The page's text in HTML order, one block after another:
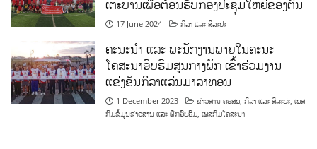
ເຕະບານເພື່ອຕ້ອນຮັບກອງປະຊຸມໃຫຍ່ຂອງຕົນ
17 June 2024 ກິລາ ແລະ ສິລະປະ
ຄະນະນຳ ແລະ ພະນັກງານພາຍໃນຄະນະ
ໂຄສະນາອົບຮົມສູນກາງພັກ ເຂົ້າຮ່ວມງານ
ແຂ່ງຂັນກິລາແລ່ນມາລາທອນ
1 December 2023 ຂ່າວສານ ຄອສພ ,ກິລາ ແລະ ສິລະປະ ,ເພສ
ກົມຂໍ້ມູນຂ່າວສານ ແລະ ຝຶກອົບຮົມ ,ເພສກົມໂຄສະນາ